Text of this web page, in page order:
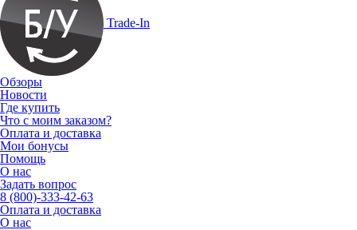
Trade-In
Обзоры
Новости
Где купить
Что с моим заказом?
Оплата и доставка
Мои бонусы
Помощь
О нас
Задать вопрос
8 (800)-333-42-63
Оплата и доставка
О нас